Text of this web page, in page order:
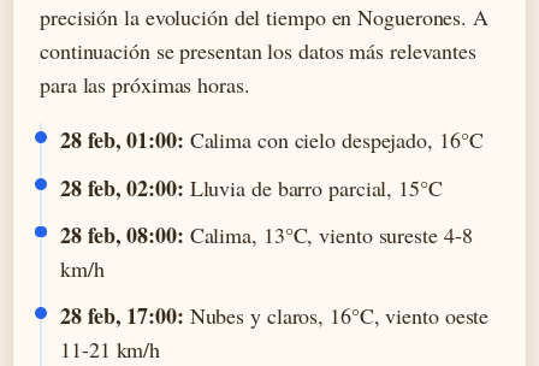
precisión la evolución del tiempo en Noguerones. A
continuación se presentan los datos más relevantes
para las próximas horas.
28 feb, 01:00: Calima con cielo despejado, 16°C
28 feb, 02:00: Lluvia de barro parcial, 15°C
28 feb, 08:00: Calima, 13°C, viento sureste 4-8
km/h
28 feb, 17:00: Nubes y claros, 16°C, viento oeste
11-21 km/h